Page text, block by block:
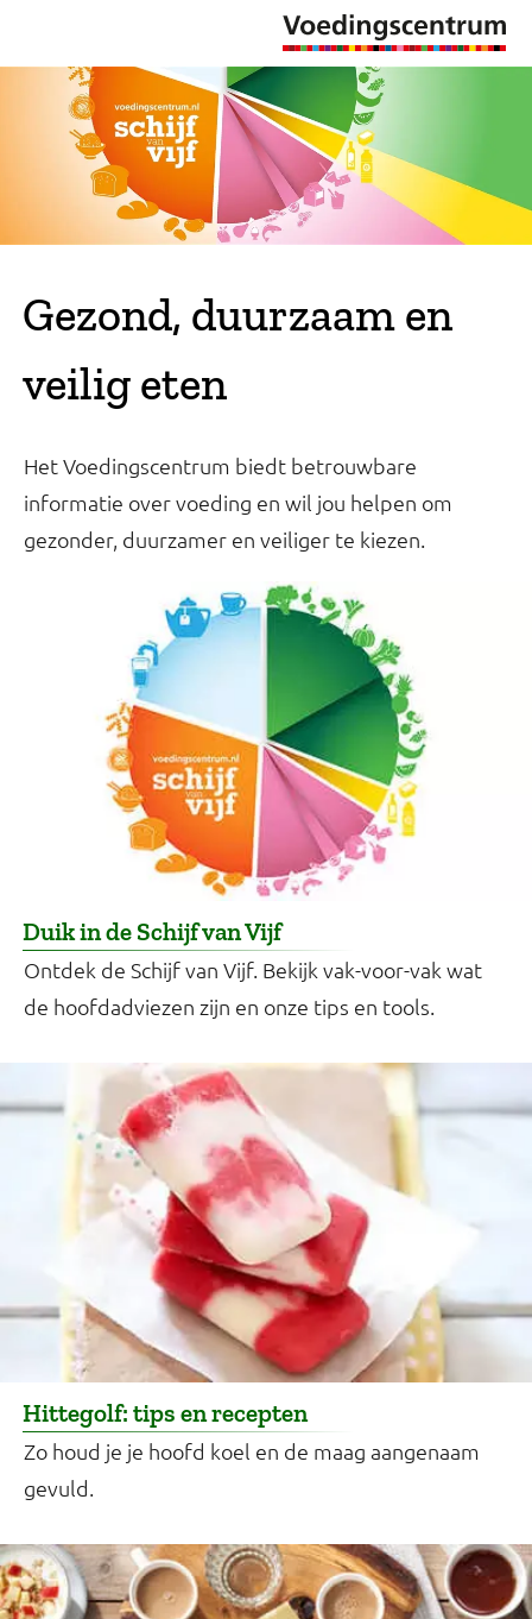
Gezond, duurzaam en
veilig eten
Het Voedingscentrum biedt betrouwbare
informatie over voeding en wil jou helpen om
gezonder, duurzamer en veiliger te kiezen.
Duik in de Schijf van Vijf
Ontdek de Schijf van Vijf. Bekijk vak-voor-vak wat
de hoofdadviezen zijn en onze tips en tools.
Hittegolf: tips en recepten
Zo houd je je hoofd koel en de maag aangenaam
gevuld.